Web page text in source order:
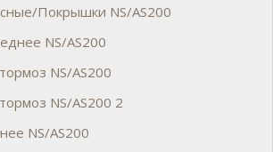
Покрышки NS/AS200
NS/AS200
NS/AS200
NS/AS200 2
NS/AS200